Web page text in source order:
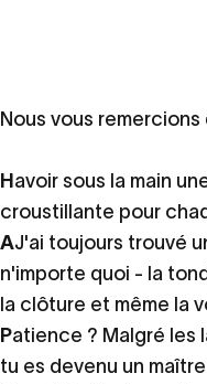
Nous vous
Havoir sous la main
croustillante pour
AJ'ai toujours trouvé
n'importe quoi - la
la clôture et même la
Patience ? Malgré les
tu es devenu un